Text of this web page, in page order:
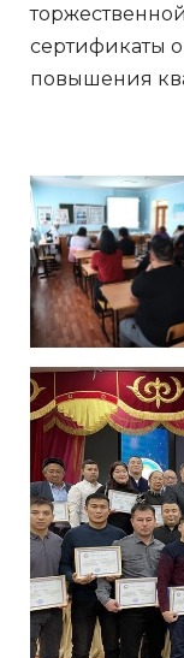
сертификаты
повышения